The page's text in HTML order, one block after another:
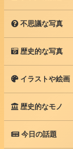
不思議な写真
歴史的な写真
イラストや絵画
歴史的なモノ
今日の話題